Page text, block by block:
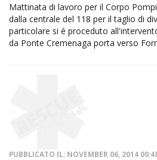
Mattinata di lavoro per il Corpo
dalla centrale del 118 per il taglio di
particolare si é proceduto
da Ponte Cremenaga porta verso
PUBBLICATO IL: NOVEMBER 06, 2014